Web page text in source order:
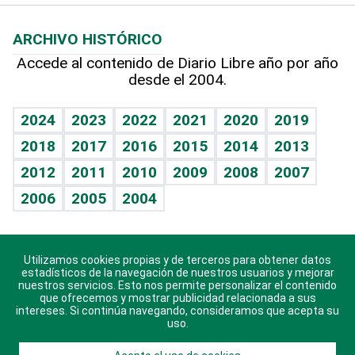
Hablando con el pediatra
Vida y familia
Eñe
Celebrando la vida
Sin complejos
En pocas palabras
Escuchando al corazón
Economía Personal
Línea de hit
TBT Deportivo
Más firmas
Hecho en casa
Guía del dinero
Cumpleaños
Horóscopos
Crucigramas
ARCHIVO HISTÓRICO
Accede al contenido de Diario Libre año por año
desde el 2004.
2024 2023 2022 2021 2020
2019
2018
2017 2016 2015 2014
2013
2012
2011 2010 2009 2008
2007
2006
2005 2004
Descarga nuestras aplicaciones para Android, iOS y
sistema Huawei.
Utilizamos cookies propias y de terceros para obtener datos
estadísticos de la navegación de nuestros usuarios y mejorar
nuestros servicios. Esto nos permite personalizar el contenido
que ofrecemos y mostrar publicidad relacionada a sus
intereses. Si continúa navegando, consideramos que acepta su
uso.